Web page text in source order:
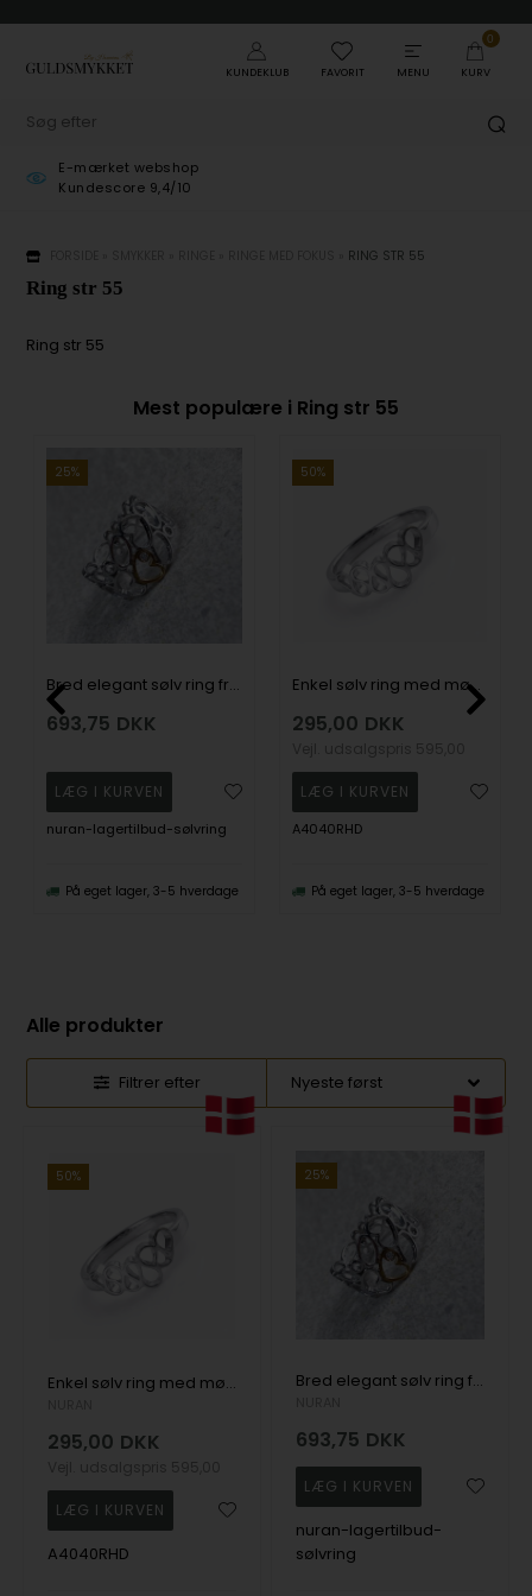
KUNDEKLUB FAVORIT MENU
0
KURV
E-mærket webshop
Kundescore 9,4/10
RING STR 55
Ring str 55
Ring str 55
Mest populære i Ring str 55
25%
Bred elegant sølv ring fra NURAN (STR. 55)
693,75 DKK
nuran-lagertilbud-sølvring
På eget lager, 3-5 hverdage
50%
Enkel sølv ring med mønster fra NURAN (STR. 55)
295,00 DKK
A4040RHD
På eget lager, 3-5 hverdage
Alle produkter
Filtrer efter
50%
Enkel sølv ring med mønster fra NURAN (STR. 55)
295,00 DKK
A4040RHD
25%
Bred elegant sølv ring fra NURAN (STR. 55)
693,75 DKK
nuran-lagertilbud-
sølvring